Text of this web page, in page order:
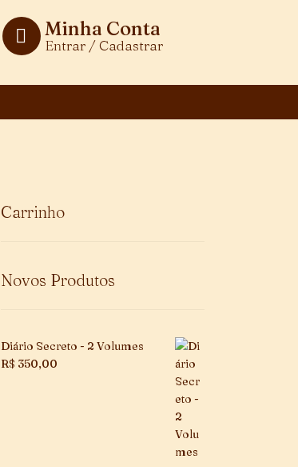
Minha Conta
Entrar / Cadastrar
Carrinho
Novos Produtos
Diário Secreto - 2 Volumes
R$ 350,00